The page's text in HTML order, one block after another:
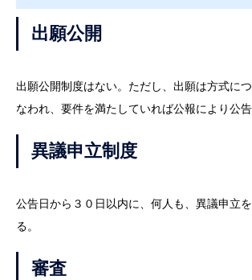
出願公開
出願公開制度はない。ただし、出願は方式に
なわれ、要件を満たしていれば公報により公告
異議申立制度
公告日から３０日以内に、何人も、異議申立
る。
審査